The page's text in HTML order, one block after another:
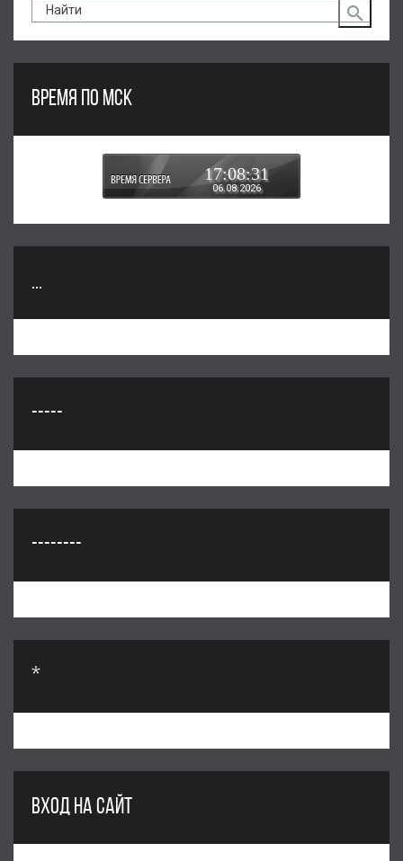
ВРЕМЯ ПО МСК
17:08:31
06.08.2026
...
-----
--------
*
ВХОД НА САЙТ